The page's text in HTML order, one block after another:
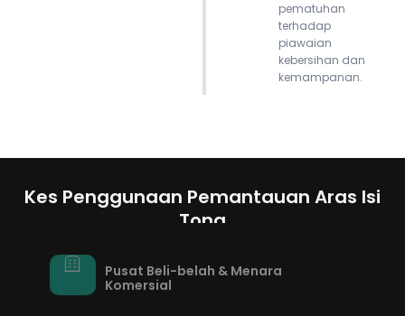
pematuhan
terhadap
piawaian
kebersihan dan
kemampanan.
Kes Penggunaan Pemantauan Aras Isi
Tong
Pusat Beli-belah & Menara
Komersial